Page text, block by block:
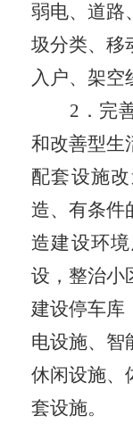
弱电、道路
圾分类、移
入户、架空
2 ．完
和改善型生
配套设施
造、有条件
造建设环
设，整治小
建设停车库
电设施、智
休闲设施、
套设施。